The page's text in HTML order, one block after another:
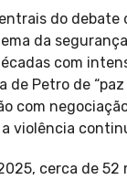
do debate
da
com
de Petro de
com
a violência
cerca de 52